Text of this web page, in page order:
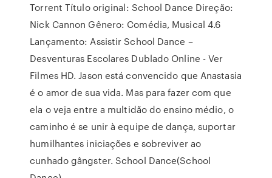
Torrent Título original: School Dance Direção:
Nick Cannon Gênero: Comédia, Musical 4.6
Lançamento: Assistir School Dance –
Desventuras Escolares Dublado Online - Ver
Filmes HD. Jason está convencido que Anastasia
é o amor de sua vida. Mas para fazer com que
ela o veja entre a multidão do ensino médio, o
caminho é se unir à equipe de dança, suportar
humilhantes iniciações e sobreviver ao
cunhado gângster. School Dance(School